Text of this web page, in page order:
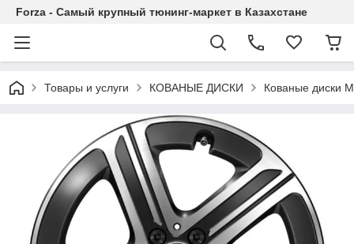
Forza - Самый крупный тюнинг-маркет в Казахстане
Товары и услуги КОВАНЫЕ ДИСКИ Кованые диски